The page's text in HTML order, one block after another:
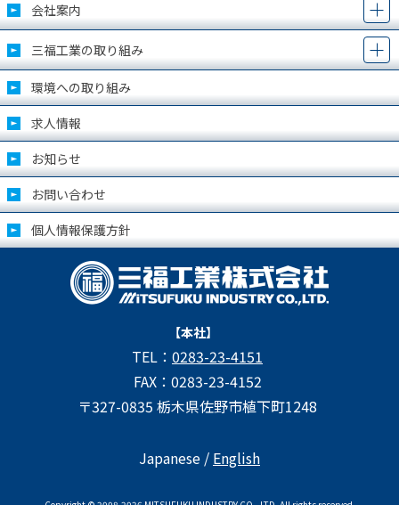
会社案内
三福工業の取り組み
環境への取り組み
求人情報
お知らせ
お問い合わせ
個人情報保護方針
【本社】
TEL： 0283-23-4151
FAX：0283-23-4152
〒327-0835 栃木県佐野市植下町1248
Japanese / English